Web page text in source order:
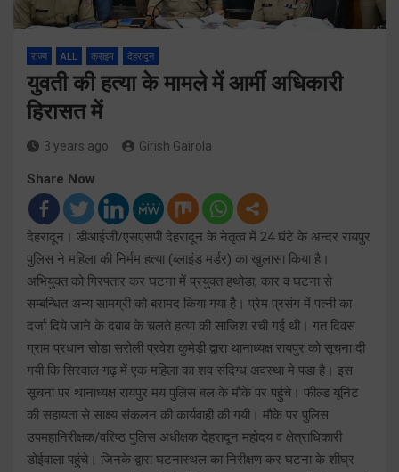
राज्य ALL क्राइम देहरादून
युवती की हत्या के मामले में आर्मी अधिकारी
हिरासत में
3 years ago Girish Gairola
Share Now
देहरादून। डीआईजी/एसएसपी देहरादून के नेतृत्व में 24 घंटे के अन्दर रायपुर
पुलिस ने महिला की निर्मम हत्या (ब्लाइंड मर्डर) का खुलासा किया है।
अभियुक्त को गिरफ्तार कर घटना में प्रयुक्त हथोडा, कार व घटना से
सम्बन्धित अन्य सामग्री को बरामद किया गया है। प्रेम प्रसंग में पत्नी का
दर्जा दिये जाने के दबाब के चलते हत्या की साजिश रची गई थी। गत दिवस
ग्राम प्रधान सोडा सरोली प्रवेश कुमेड़ी द्वारा थानाध्यक्ष रायपुर को सूचना दी
गयी कि सिरवाल गढ़ में एक महिला का शव संदिग्ध अवस्था मे पडा है। इस
सूचना पर थानाध्यक्ष रायपुर मय पुलिस बल के मौके पर पहुंचे। फील्ड यूनिट
की सहायता से साक्ष्य संकलन की कार्यवाही की गयी। मौके पर पुलिस
उपमहानिरीक्षक/वरिष्ठ पुलिस अधीक्षक देहरादून महोदय व क्षेत्राधिकारी
डोईवाला पहुंचे। जिनके द्वारा घटनास्थल का निरीक्षण कर घटना के शीघ्र